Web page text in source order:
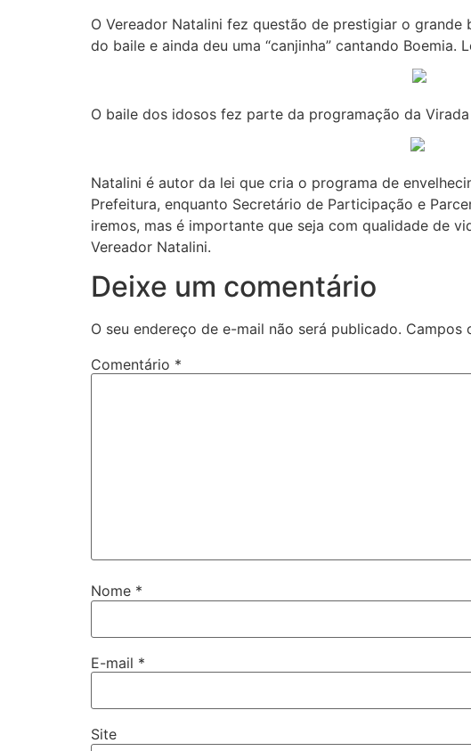
O Vereador Natalini fez questão de prestigiar o
do baile e ainda deu uma “canjinha” cantando Boemia.
O baile dos idosos fez parte da programação da
Natalini é autor da lei que cria o programa de
Prefeitura, enquanto Secretário de Participação e
iremos, mas é importante que seja com qualidade de
Vereador Natalini.
Deixe um comentário
O seu endereço de e-mail não será publicado. Campos
Comentário *
Nome *
E-mail *
Site